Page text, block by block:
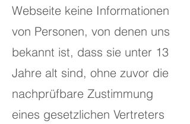
Webseite keine Informationen
von Personen, von denen uns
bekannt ist, dass sie unter 13
Jahre alt sind, ohne zuvor die
nachprüfbare Zustimmung
eines gesetzlichen Vertreters